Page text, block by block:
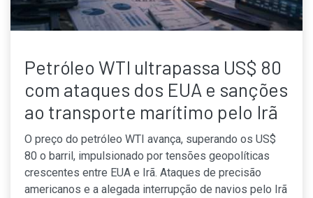
Petróleo WTI ultrapassa US$ 80
com ataques dos EUA e sanções
ao transporte marítimo pelo Irã
O preço do petróleo WTI avança, superando os US$
80 o barril, impulsionado por tensões geopolíticas
crescentes entre EUA e Irã. Ataques de precisão
americanos e a alegada interrupção de navios pelo Irã